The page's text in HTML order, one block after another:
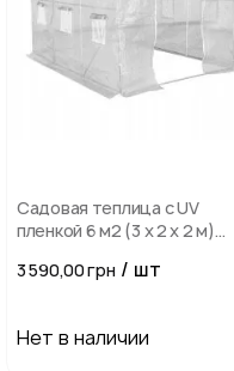
Садовая теплица с UV
пленкой 6 м2 (3 х 2 х 2 м)
3 590,00 грн / шт
Нет в наличии